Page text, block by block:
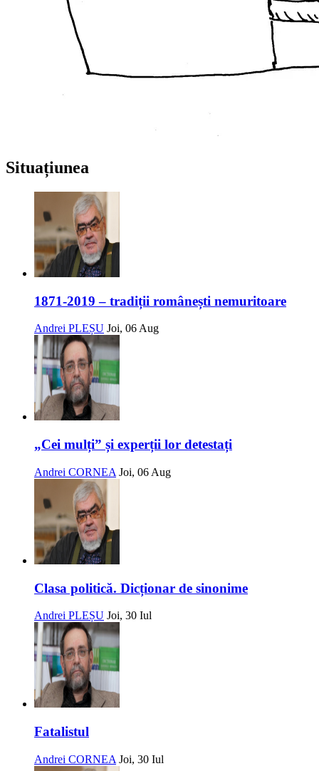
Situațiunea
1871-2019 – tradiții românești nemuritoare
Andrei PLEȘU Joi, 06 Aug
„Cei mulți” și experții lor detestați
Andrei CORNEA Joi, 06 Aug
Clasa politică. Dicționar de sinonime
Andrei PLEȘU Joi, 30 Iul
Fatalistul
Andrei CORNEA Joi, 30 Iul